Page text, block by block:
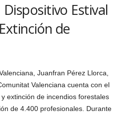
Estival
de
Juanfran Pérez Llorca,
Valenciana cuenta con el
extinción de incendios forestales
de 4.400 profesionales. Durante